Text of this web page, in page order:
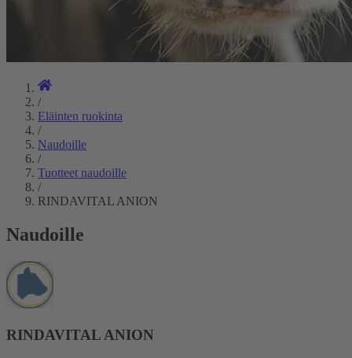
/
Eläinten ruokinta
/
Naudoille
/
Tuotteet naudoille
/
RINDAVITAL ANION
Naudoille
RINDAVITAL ANION